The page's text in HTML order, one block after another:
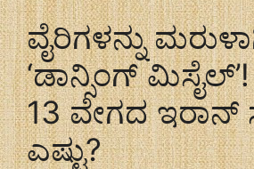
ವೈರಿಗಳನ್ನು
‘ಡಾನ್ಸಿಂಗ್
13 ವೇಗದ ಇರಾನ್
ಎಷ್ಟು?